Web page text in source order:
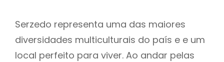
Serzedo representa uma das maiores
diversidades multiculturais do país e e um
local perfeito para viver. Ao andar pelas